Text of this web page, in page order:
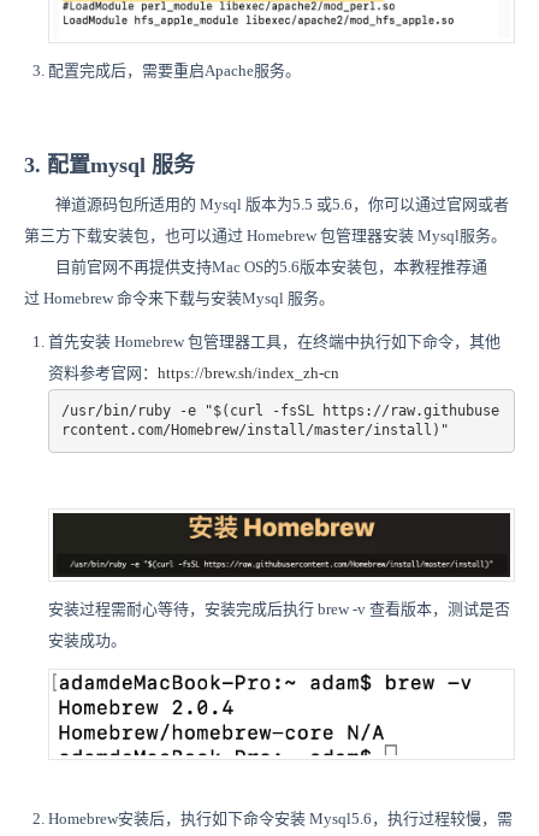
配置完成后，需要重启Apache服务。
3. 配置mysql 服务
禅道源码包所适用的 Mysql 版本为5.5 或5.6，你可以通过官网或者
第三方下载安装包，也可以通过 Homebrew 包管理器安装 Mysql服务。
目前官网不再提供支持Mac OS的5.6版本安装包，本教程推荐通
过 Homebrew 命令来下载与安装Mysql 服务。
首先安装 Homebrew 包管理器工具，在终端中执行如下命令，其他
资料参考官网： https://brew.sh/index_zh-cn
/usr/bin/ruby -e "$(curl -fsSL https://raw.githubuse
rcontent.com/Homebrew/install/master/install)"
安装过程需耐心等待，安装完成后执行 brew -v 查看版本，测试是否
安装成功。
Homebrew安装后，执行如下命令安装 Mysql5.6，执行过程较慢，需